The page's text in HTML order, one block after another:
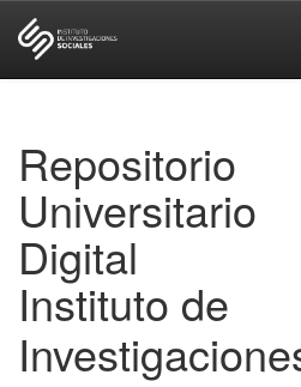
Repositorio
Universitario
Digital
Instituto de